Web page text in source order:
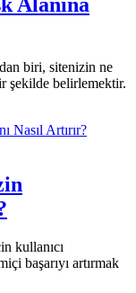
Alanına
biri, sitenizin ne
şekilde belirlemektir.
kullanıcı
başarıyı artırmak